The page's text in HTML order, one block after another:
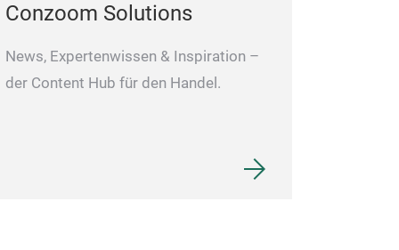
Conzoom Solutions
News, Expertenwissen & Inspiration –
der Content Hub für den Handel.